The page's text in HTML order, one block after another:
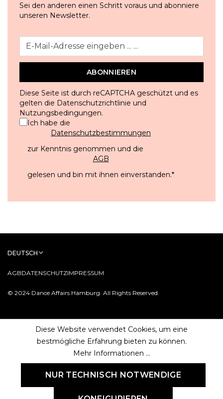
Sei den anderen einen Schritt voraus und abonniere
unseren Newsletter.
ABONNIEREN
Diese Seite ist durch reCAPTCHA geschützt und es
gelten die Datenschutzrichtlinie und
Nutzungsbedingungen.
Ich habe die
Datenschutzbestimmungen
zur Kenntnis genommen und die
AGB
gelesen und bin mit ihnen einverstanden.*
© 2024 Dance Affairs Hamburg. All Rights Reserved.
AGBDATENSCHUTZIMPRESSUM
DEUTSCH
Diese Website verwendet Cookies, um eine
bestmögliche Erfahrung bieten zu können.
Mehr Informationen ...
NUR TECHNISCH NOTWENDIGE